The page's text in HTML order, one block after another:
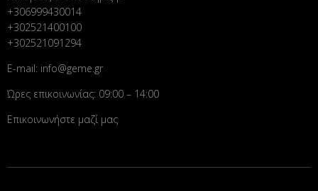
+306999430014
+302521400100
+302521091294
E-mail: info@geme.gr
Ώρες επικοινωνίας: 09:00 – 14:00
Επικοινωνήστε μαζί μας